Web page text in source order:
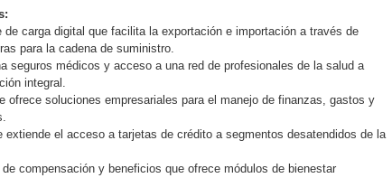
de carga digital que facilita la exportación e importación a través de
para la cadena de suministro.
seguros médicos y acceso a una red de profesionales de la salud a
integral.
ofrece soluciones empresariales para el manejo de finanzas, gastos y
extiende el acceso a tarjetas de crédito a segmentos desatendidos de la
compensación y beneficios que ofrece módulos de bienestar